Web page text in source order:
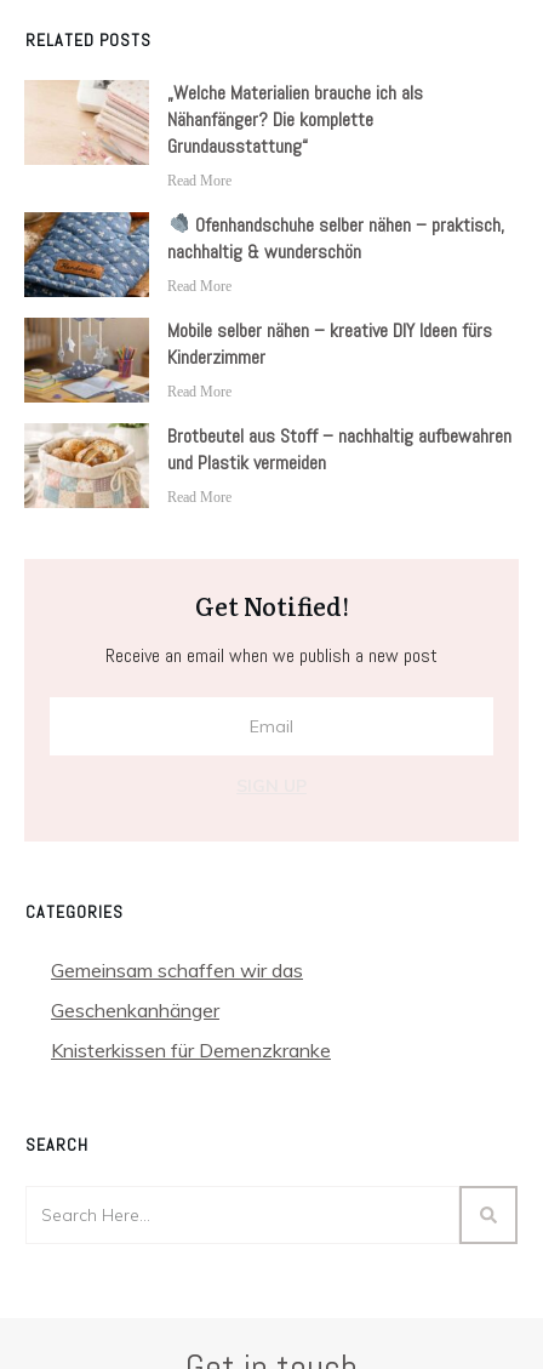
RELATED POSTS
„Welche Materialien brauche ich als
Nähanfänger? Die komplette
Grundausstattung“
Read More
Ofenhandschuhe selber nähen – praktisch,
nachhaltig & wunderschön
Read More
Mobile selber nähen – kreative DIY Ideen fürs
Kinderzimmer
Read More
Brotbeutel aus Stoff – nachhaltig aufbewahren
und Plastik vermeiden
Read More
Get Notified!
Receive an email when we publish a new post
CATEGORIES
Gemeinsam schaffen wir das
Geschenkanhänger
Knisterkissen für Demenzkranke
SEARCH